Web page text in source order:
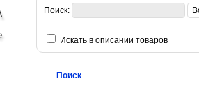
Поиск:
Искать в описании товаров